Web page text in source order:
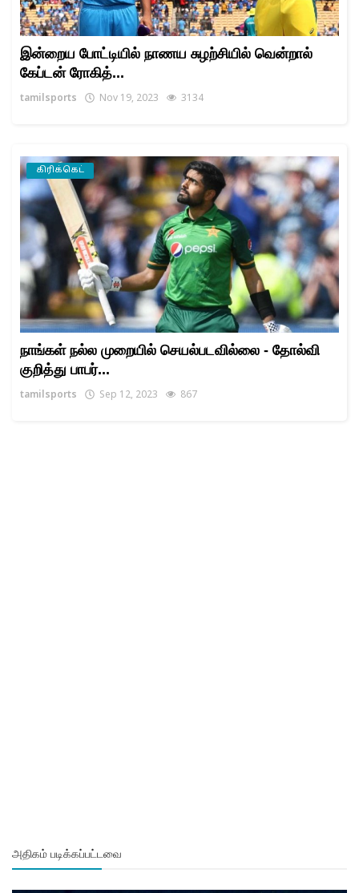
இன்றைய போட்டியில் நாணய சுழற்சியில் வென்றால்
கேப்டன் ரோகித்...
tamilsports Nov 19, 2023 3134
கிரிக்கெட்
நாங்கள் நல்ல முறையில் செயல்படவில்லை - தோல்வி
குறித்து பாபர்...
tamilsports Sep 12, 2023 867
அதிகம் படிக்கப்பட்டவை